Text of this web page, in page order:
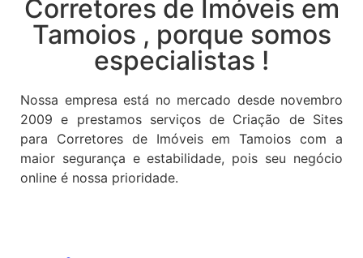
Corretores de Imóveis em
Tamoios , porque somos
especialistas !
Nossa empresa está no mercado desde novembro
2009 e prestamos serviços de Criação de Sites
para Corretores de Imóveis em Tamoios com a
maior segurança e estabilidade, pois seu negócio
online é nossa prioridade.